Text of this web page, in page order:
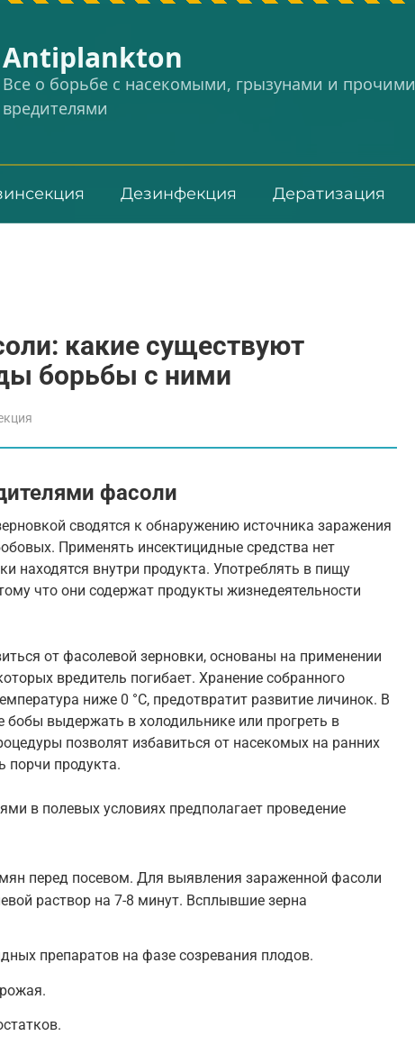
Аntiplankton
Все о борьбе с насекомыми, грызунами и прочими
вредителями
Дезинфекция Дератизация
какие существуют
борьбы с ними
фасоли
сводятся к обнаружению источника заражения
Применять инсектицидные средства нет
находятся внутри продукта. Употреблять в пищу
что они содержат продукты жизнедеятельности
от фасолевой зерновки, основаны на применении
вредитель погибает. Хранение собранного
ниже 0 °С, предотвратит развитие личинок. В
выдержать в холодильнике или прогреть в
позволят избавиться от насекомых на ранних
порчи продукта.
в полевых условиях предполагает проведение
перед посевом. Для выявления зараженной фасоли
раствор на 7-8 минут. Всплывшие зерна
препаратов на фазе созревания плодов.